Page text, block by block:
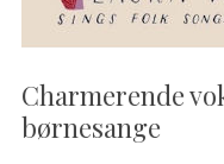
Charmerende
børnesange